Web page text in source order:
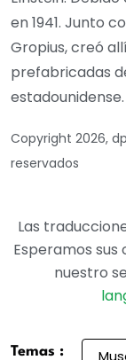
en 1941. Junto
Gropius, creó
prefabricadas
estadounidense.
Copyright 2026,
reservados
Las
Esperamos
nuestro
Temas :